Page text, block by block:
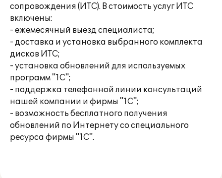
сопровождения (ИТС). В стоимость услуг ИТС
включены:
- ежемесячный выезд специалиста;
- доставка и установка выбранного комплекта
дисков ИТС;
- установка обновлений для используемых
программ "1С";
- поддержка телефонной линии консультаций
нашей компании и фирмы "1С";
- возможность бесплатного получения
обновлений по Интернету со специального
ресурса фирмы "1С".